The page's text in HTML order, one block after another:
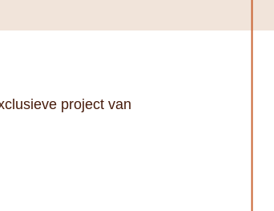
project van